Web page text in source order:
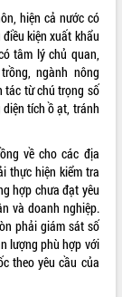
hiện cả nước có
kiện xuất khẩu
tâm lý chủ quan,
ngành nông
tác từ chú trọng số
tích ồ ạt, tránh
về cho các địa
thực hiện kiểm tra
hợp chưa đạt yêu
và doanh nghiệp.
phải giám sát số
lượng phù hợp với
theo yêu cầu của